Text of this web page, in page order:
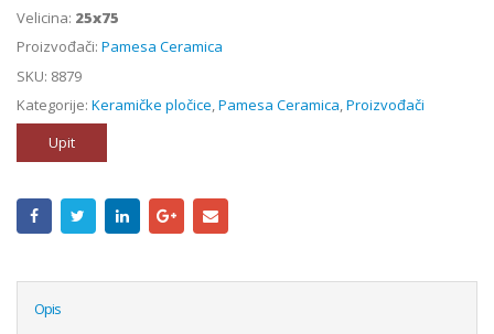
Velicina: 25x75
Proizvođači: Pamesa Ceramica
SKU: 8879
Kategorije: Keramičke pločice,Pamesa Ceramica,Proizvođači
Upit
Opis